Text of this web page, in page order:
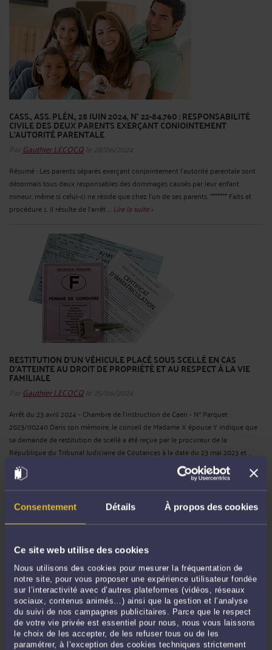
Consentement Détails À propos des cookies
Ce site web utilise des cookies
Nous utilisons des cookies pour mesurer la fréquentation de
notre site, pour vous proposer une expérience utilisateur fondée
sur l’interactivité avec d’autres plateformes (vidéos, réseaux
sociaux, contenus animés…) ainsi que la gestion et l’analyse
du suivi de nos campagnes publicitaires. Parce que le respect
de votre vie privée est essentiel pour nous, nous vous laissons
le choix de les accepter, de les refuser tous ou de les
paramétrer, à l’exception des cookies techniques strictement
CASS., ASS. PLÉN., 28 JUIN 2024, N° 22-84.760 : RESPONSABILITÉ
CIVILE DES DEUX PARENTS EXERÇANT CONJOINTEMENT
L’AUTORITÉ PARENTALE
Par Gauthier LECOCQ le 28/06/2024
Résumé : Les parents séparés exerçant conjointement l’autorité parentale sont
désormais tous deux responsables des dommages causés par leur enfant
mineur, même si celui-ci ne réside que chez l’un de ses parents. ******* Faits et
procédure 1. Il résulte de l'arrêt ... Lire la suite >
RESTITUTION D'UN VÉHICULE PLACÉ SOUS SCELLÉ EN CAS
D'ATTEINTE AU DROIT DE PROPRIÉTÉ ET AU RESPECT À LA VIE
FAMILIALE
Par Gauthier LECOCQ le 25/06/2024
Arrêt du 23 avril 2024 - Chambre de l'instruction de Caen - N° Parquet :
2023/00240 Dans son mémoire, le conseil de Madame X épouse Y indique que
sa demande de restitution de scellé a été reçue par le procureur de la
République du Tribunal Judiciaire de Coutances à la date du 23 mai 2023 et ...
Lire la suite >
LA NULLITÉ DU MARIAGE POUR DÉFAUT D'INTENTION
MATRIMONIALE
Par Gauthier LECOCQle 02/02/2024